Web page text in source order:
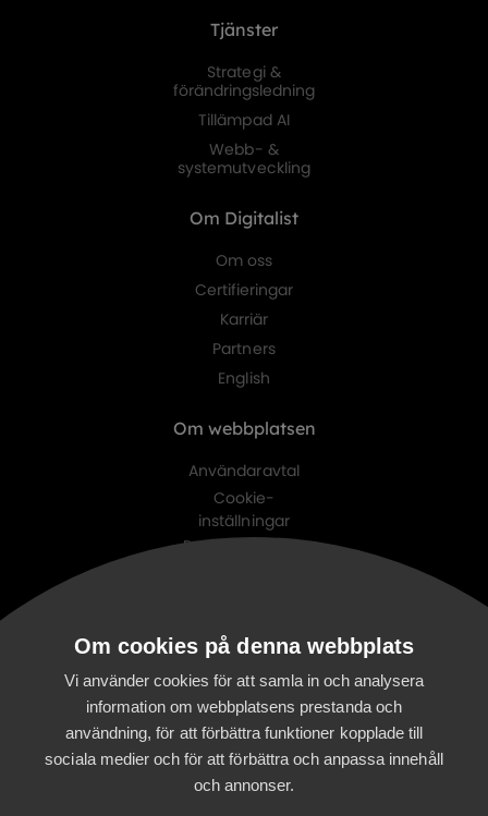
Tjänster
Strategi &
förändringsledning
Tillämpad AI
Webb- &
systemutveckling
Om Digitalist
Om oss
Certifieringar
Karriär
Partners
English
Om webbplatsen
Användaravtal
Cookie-
inställningar
Personuppgifts-
Digitalist Cloud
Digitalist Finland
Om cookies på denna webbplats
Vi använder cookies för att samla in och analysera
information om webbplatsens prestanda och
användning, för att förbättra funktioner kopplade till
sociala medier och för att förbättra och anpassa innehåll
och annonser.